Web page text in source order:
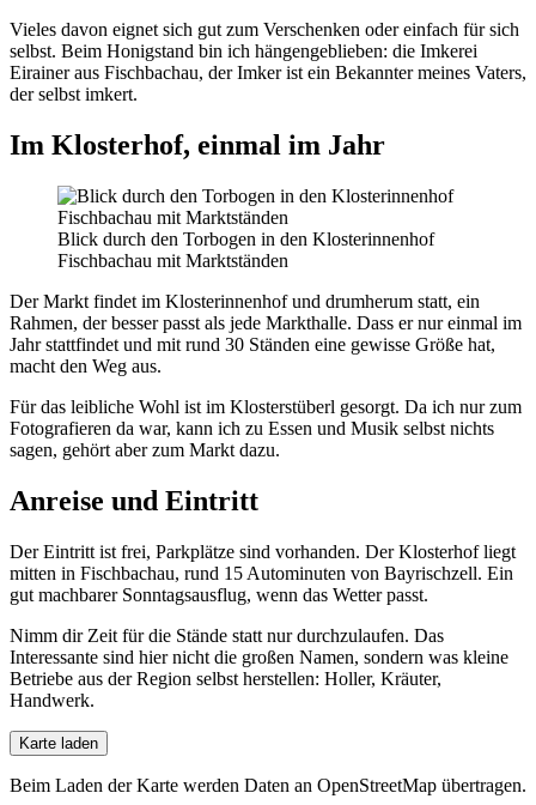
Vieles davon eignet sich gut zum Verschenken oder einfach für sich
selbst. Beim Honigstand bin ich hängengeblieben: die Imkerei
Eirainer aus Fischbachau, der Imker ist ein Bekannter meines Vaters,
der selbst imkert.
Im Klosterhof, einmal im Jahr
Blick durch den Torbogen in den Klosterinnenhof
Fischbachau mit Marktständen
Der Markt findet im Klosterinnenhof und drumherum statt, ein
Rahmen, der besser passt als jede Markthalle. Dass er nur einmal im
Jahr stattfindet und mit rund 30 Ständen eine gewisse Größe hat,
macht den Weg aus.
Für das leibliche Wohl ist im Klosterstüberl gesorgt. Da ich nur zum
Fotografieren da war, kann ich zu Essen und Musik selbst nichts
sagen, gehört aber zum Markt dazu.
Anreise und Eintritt
Der Eintritt ist frei, Parkplätze sind vorhanden. Der Klosterhof liegt
mitten in Fischbachau, rund 15 Autominuten von Bayrischzell. Ein
gut machbarer Sonntagsausflug, wenn das Wetter passt.
Nimm dir Zeit für die Stände statt nur durchzulaufen. Das
Interessante sind hier nicht die großen Namen, sondern was kleine
Betriebe aus der Region selbst herstellen: Holler, Kräuter,
Handwerk.
Karte laden
Beim Laden der Karte werden Daten an OpenStreetMap übertragen.